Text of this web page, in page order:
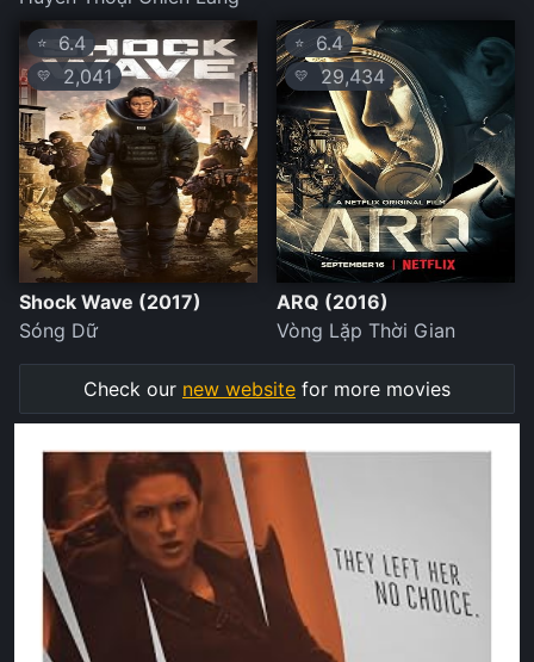
⭐ 6.4
💛 2,041
Shock Wave (2017)
Sóng Dữ
⭐ 6.4
💛 29,434
ARQ (2016)
Vòng Lặp Thời Gian
Check our new website for more movies